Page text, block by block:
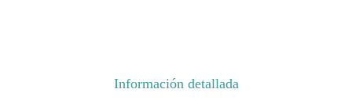
Información detallada